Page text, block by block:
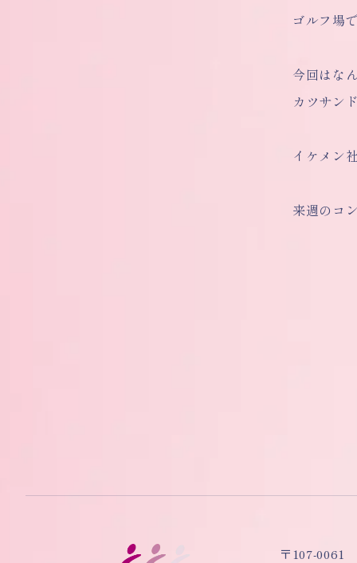
ゴルフ場
今回はな
カツサン
イケメン
来週のコ
〒107-0061